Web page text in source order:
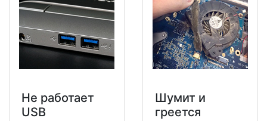
Не работает
USB
Шумит и
греется